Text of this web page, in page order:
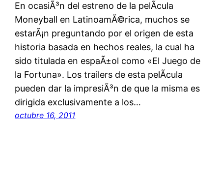
En ocasiÃ³n del estreno de la pelÃ­cula
Moneyball en LatinoamÃ©rica, muchos se
estarÃ¡n preguntando por el origen de esta
historia basada en hechos reales, la cual ha
sido titulada en espaÃ±ol como «El Juego de
la Fortuna». Los trailers de esta pelÃ­cula
pueden dar la impresiÃ³n de que la misma es
dirigida exclusivamente a los…
octubre 16, 2011